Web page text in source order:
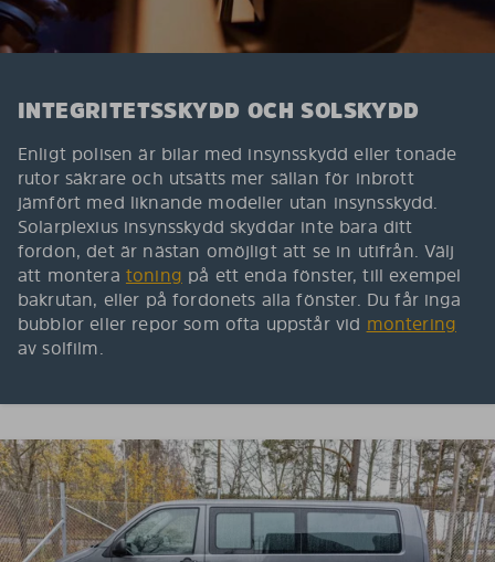
INTEGRITETSSKYDD OCH SOLSKYDD
Enligt polisen är bilar med insynsskydd eller tonade
rutor säkrare och utsätts mer sällan för inbrott
jämfört med liknande modeller utan insynsskydd.
Solarplexius insynsskydd skyddar inte bara ditt
fordon, det är nästan omöjligt att se in utifrån. Välj
att montera toning på ett enda fönster, till exempel
bakrutan, eller på fordonets alla fönster. Du får inga
bubblor eller repor som ofta uppstår vid montering
av solfilm.